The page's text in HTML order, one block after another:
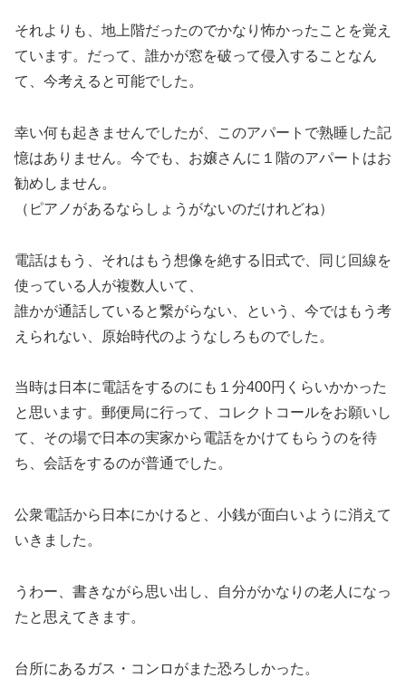
それよりも、地上階だったのでかなり怖かったことを覚え
ています。だって、誰かが窓を破って侵入することなん
て、今考えると可能でした。
幸い何も起きませんでしたが、このアパートで熟睡した記
憶はありません。今でも、お嬢さんに１階のアパートはお
勧めしません。
（ピアノがあるならしょうがないのだけれどね）
電話はもう、それはもう想像を絶する旧式で、同じ回線を
使っている人が複数人いて、
誰かが通話していると繋がらない、という、今ではもう考
えられない、原始時代のようなしろものでした。
当時は日本に電話をするのにも１分400円くらいかかった
と思います。郵便局に行って、コレクトコールをお願いし
て、その場で日本の実家から電話をかけてもらうのを待
ち、会話をするのが普通でした。
公衆電話から日本にかけると、小銭が面白いように消えて
いきました。
うわー、書きながら思い出し、自分がかなりの老人になっ
たと思えてきます。
台所にあるガス・コンロがまた恐ろしかった。